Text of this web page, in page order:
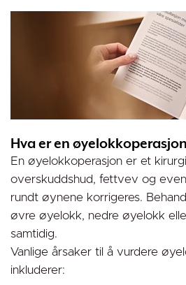
Hva er en
En øyelokkoperasjon er et
overskuddshud, fettvev og
rundt øynene korrigeres.
øvre øyelokk, nedre øyelokk
samtidig.
Vanlige årsaker til å vurdere
inkluderer: